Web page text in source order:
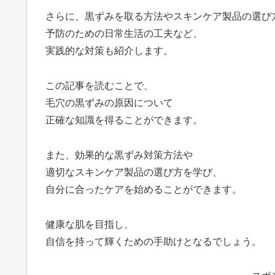
さらに、黒ずみを取る方法やスキンケア製品の選び
予防のための日常生活の工夫など、
実践的な対策も紹介します。
この記事を読むことで、
毛穴の黒ずみの原因について
正確な知識を得ることができます。
また、効果的な黒ずみ対策方法や
適切なスキンケア製品の選び方を学び、
自分に合ったケアを始めることができます。
健康な肌を目指し、
自信を持って輝くための手助けとなるでしょう。